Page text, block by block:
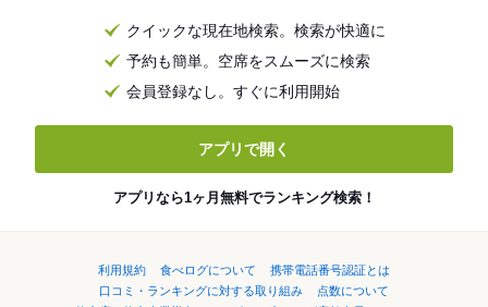
クイックな現在地検索。検索が快適に
予約も簡単。空席をスムーズに検索
会員登録なし。すぐに利用開始
アプリで開く
アプリなら1ヶ月無料でランキング検索！
利用規約 食べログについて
携帯電話番号認証とは
口コミ・ランキングに対する取り組み
点数について